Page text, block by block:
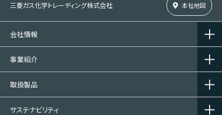
三菱ガス化学トレーディング株式会社 本社地図
会社情報
事業紹介
取扱製品
サステナビリティ